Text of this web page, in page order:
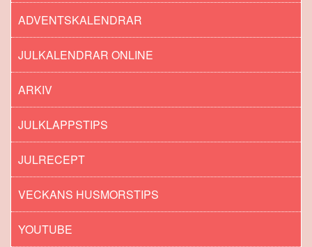
ADVENTSKALENDRAR
JULKALENDRAR ONLINE
ARKIV
JULKLAPPSTIPS
JULRECEPT
VECKANS HUSMORSTIPS
YOUTUBE